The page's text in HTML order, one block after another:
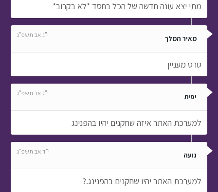
מתי יצא עונה חדשה של הכל בחסד *לא בקרוב*
מאיר המלך י"ג אב תשפ"ג
סרט מעניין
יפית י"ג אב תשפ"ג
למערכת האתר איזה שחקנים יהיו בהפנינג
נועה י"ד אב תשפ"ג
למערכת האתר יהיו שחקנים בהפנינג.?